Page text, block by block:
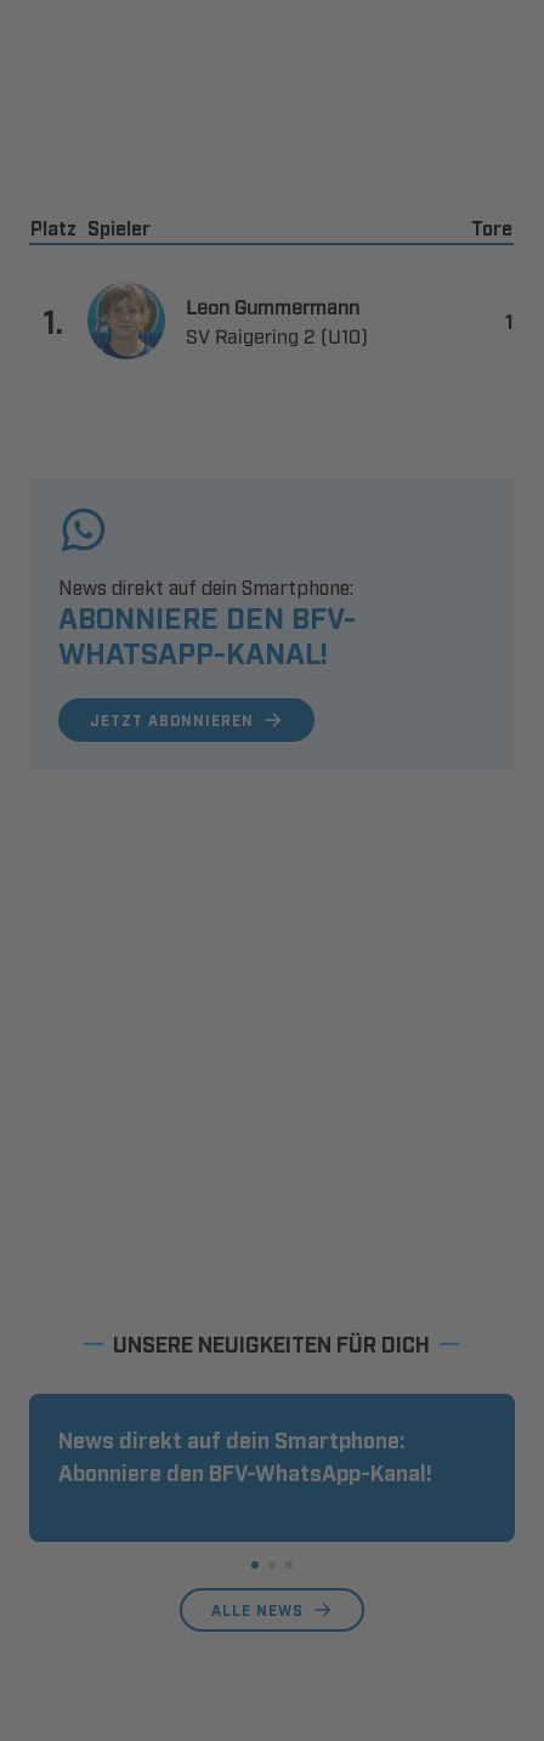
Platz Spieler Tore
.
 
   

ABONNIERE DEN BFV-
WHATSAPP-KANAL!
News direkt auf dein Smartphone:
JETZT ABONNIEREN
UNSERE NEUIGKEITEN FÜR DICH
News direkt auf dein Smartphone:
Abonniere den BFV-WhatsApp-Kanal!
ALLE NEWS